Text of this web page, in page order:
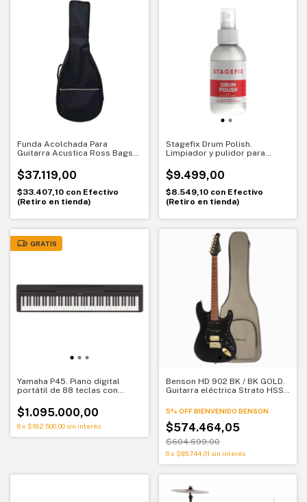
Funda Acolchada Para
Guitarra Acustica Ross Bags
$37.119,00
$33.407,10 con Efectivo
(Retiro en tienda)
Stagefix Drum Polish.
Limpiador y pulidor para
profesional
$9.499,00
$8.549,10 con Efectivo
(Retiro en tienda)
GRATIS
Yamaha P45. Piano digital
portátil de 88 teclas con
confiable y expresivo
$1.095.000,00
6x $182.500,00 sin interés
Benson HD 902 BK / BK GOLD.
Guitarra eléctrica Strato HSS
5% OFF BIENVENIDO BENSON
$574.464,05
$604.699,00
6 x $95.744,01 sin interés